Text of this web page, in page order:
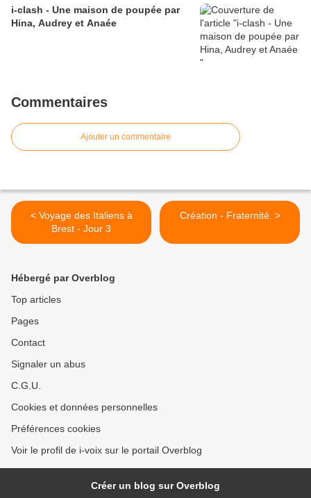
i-clash - Une maison de poupée par
Hina, Audrey et Anaée
Commentaires
Ajouter un commentaire
< Voyage des Italiens à
Brest - Jour 3
Création - Fraternité. >
Hébergé par Overblog
Top articles
Pages
Contact
Signaler un abus
C.G.U.
Cookies et données personnelles
Préférences cookies
Voir le profil de i-voix sur le portail Overblog
Créer un blog sur Overblog